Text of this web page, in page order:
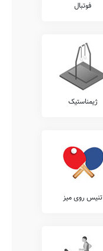
فوتبال
ژیمناستیک
تنیس روی میز